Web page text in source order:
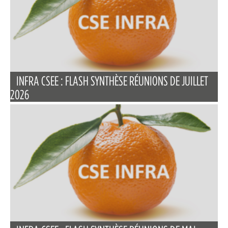
INFRA CSEE : FLASH SYNTHÈSE RÉUNIONS DE JUILLET
2026